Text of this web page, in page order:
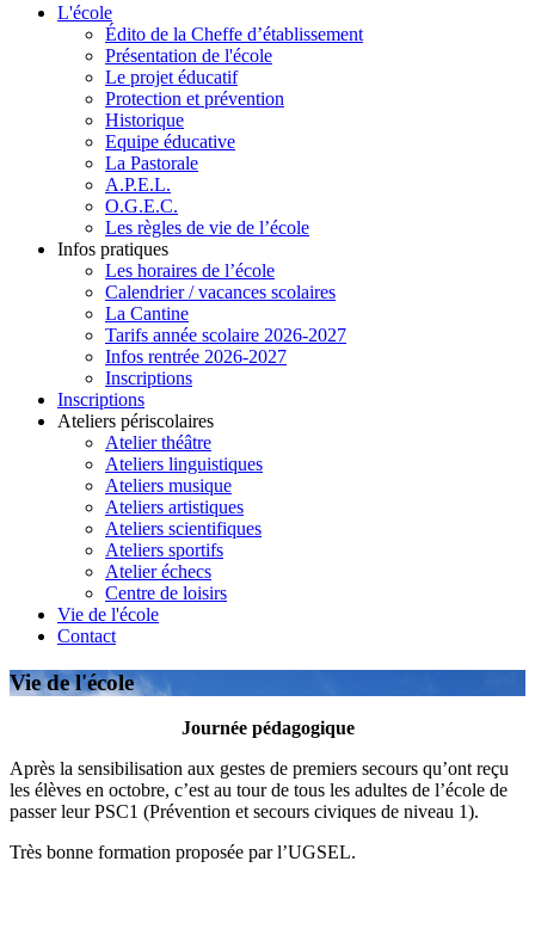
L'école
Édito de la Cheffe d’établissement
Présentation de l'école
Le projet éducatif
Protection et prévention
Historique
Equipe éducative
La Pastorale
A.P.E.L.
O.G.E.C.
Les règles de vie de l’école
Infos pratiques
Les horaires de l’école
Calendrier / vacances scolaires
La Cantine
Tarifs année scolaire 2026-2027
Infos rentrée 2026-2027
Inscriptions
Inscriptions
Ateliers périscolaires
Atelier théâtre
Ateliers linguistiques
Ateliers musique
Ateliers artistiques
Ateliers scientifiques
Ateliers sportifs
Atelier échecs
Centre de loisirs
Vie de l'école
Contact
Vie de l'école
Journée pédagogique
Après la sensibilisation aux gestes de premiers secours qu’ont reçu
les élèves en octobre, c’est au tour de tous les adultes de l’école de
passer leur PSC1 (Prévention et secours civiques de niveau 1).
Très bonne formation proposée par l’UGSEL.